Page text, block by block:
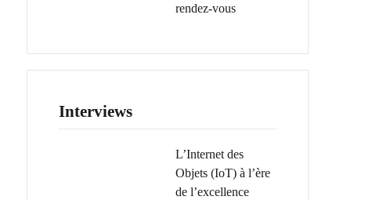
rendez-vous
Interviews
L’Internet des
Objets (IoT) à l’ère
de l’excellence